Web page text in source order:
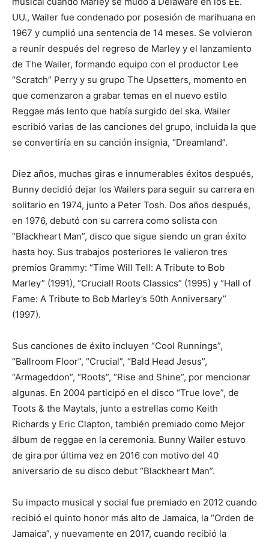
UU., Wailer fue condenado por posesión de marihuana en
1967 y cumplió una sentencia de 14 meses. Se volvieron
a reunir después del regreso de Marley y el lanzamiento
de The Wailer, formando equipo con el productor Lee
“Scratch” Perry y su grupo The Upsetters, momento en
que comenzaron a grabar temas en el nuevo estilo
Reggae más lento que había surgido del ska. Wailer
escribió varias de las canciones del grupo, incluida la que
se convertiría en su canción insignia, “Dreamland”.
Diez años, muchas giras e innumerables éxitos después,
Bunny decidió dejar los Wailers para seguir su carrera en
solitario en 1974, junto a Peter Tosh. Dos años después,
en 1976, debutó con su carrera como solista con
“Blackheart Man”, disco que sigue siendo un gran éxito
hasta hoy. Sus trabajos posteriores le valieron tres
premios Grammy: “Time Will Tell: A Tribute to Bob
Marley” (1991), “Crucial! Roots Classics” (1995) y “Hall of
Fame: A Tribute to Bob Marley’s 50th Anniversary”
(1997).
Sus canciones de éxito incluyen “Cool Runnings”,
“Ballroom Floor”, “Crucial”, “Bald Head Jesus”,
“Armageddon”, “Roots”, “Rise and Shine”, por mencionar
algunas. En 2004 participó en el disco “True love”, de
Toots & the Maytals, junto a estrellas como Keith
Richards y Eric Clapton, también premiado como Mejor
álbum de reggae en la ceremonia. Bunny Wailer estuvo
de gira por última vez en 2016 con motivo del 40
aniversario de su disco debut “Blackheart Man”.
Su impacto musical y social fue premiado en 2012 cuando
recibió el quinto honor más alto de Jamaica, la “Orden de
Jamaica”, y nuevamente en 2017, cuando recibió la